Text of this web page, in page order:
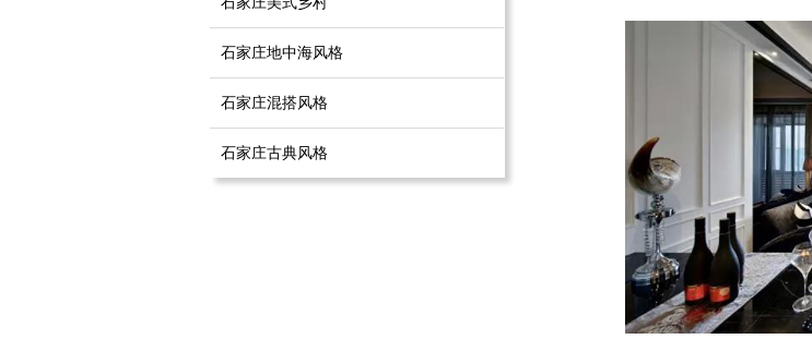
石家庄地中海风格
石家庄混搭风格
石家庄古典风格